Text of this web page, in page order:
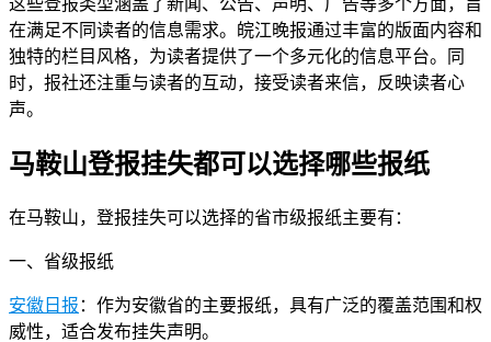
在满足不同读者的信息需求。皖江晚报通过丰富的版面内容和
独特的栏目风格，为读者提供了一个多元化的信息平台。同
时，报社还注重与读者的互动，接受读者来信，反映读者心
声。
马鞍山登报挂失都可以选择哪些报纸
在马鞍山，登报挂失可以选择的省市级报纸主要有：
一、省级报纸
安徽日报 ：作为安徽省的主要报纸，具有广泛的覆盖范围和权
威性，适合发布挂失声明。